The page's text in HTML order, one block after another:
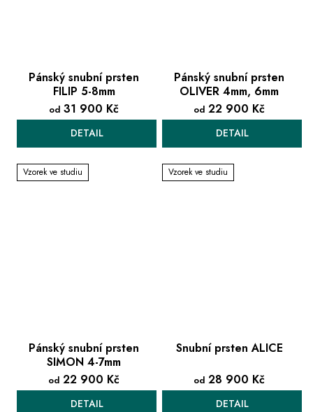
Pánský snubní prsten
FILIP 5-8mm
od 31 900 Kč
DETAIL
Pánský snubní prsten
OLIVER 4mm, 6mm
od 22 900 Kč
DETAIL
Vzorek ve studiu
Pánský snubní prsten
SIMON 4-7mm
od 22 900 Kč
DETAIL
Vzorek ve studiu
Snubní prsten ALICE
od 28 900 Kč
DETAIL